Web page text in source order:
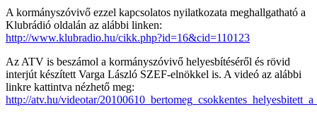
A kormányszóvivő ezzel kapcsolatos nyilatkozata meghallgatható a
Klubrádió oldalán az alábbi linken:
http://www.klubradio.hu/cikk.php?id=16&cid=110123
Az ATV is beszámol a kormányszóvivő helyesbítéséről és rövid
interjút készített Varga László SZEF-elnökkel is. A videó az alábbi
linkre kattintva nézhető meg:
http://atv.hu/videotar/